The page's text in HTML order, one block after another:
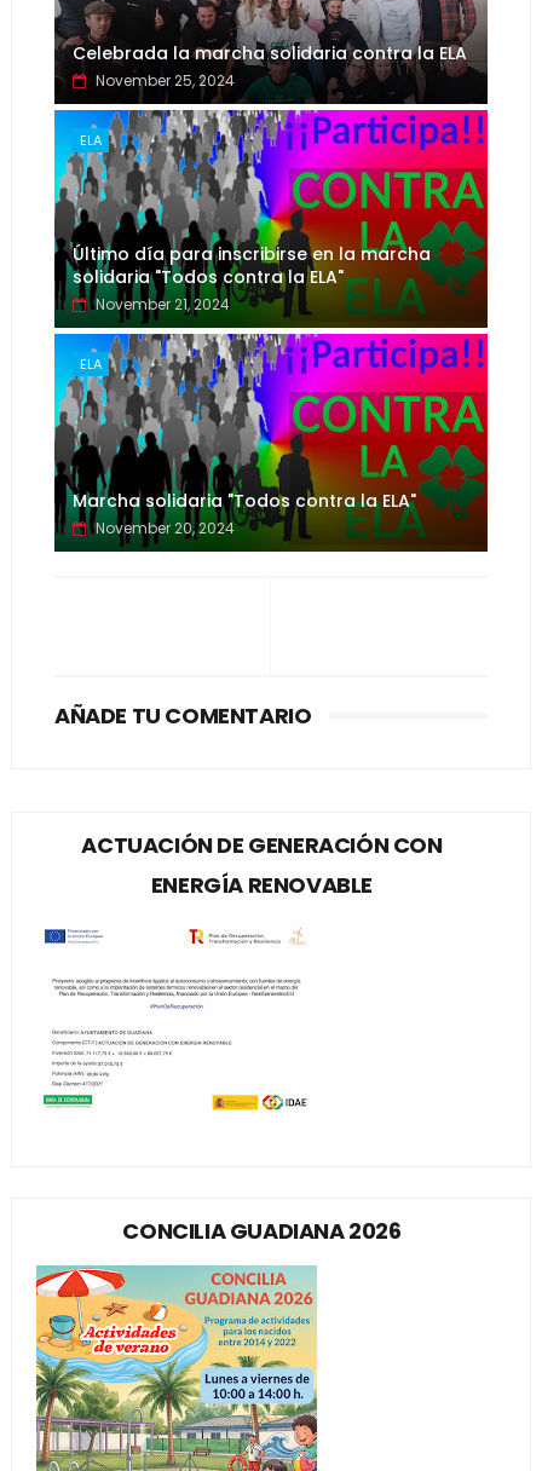
Celebrada la marcha solidaria contra la ELA
November 25, 2024
ELA
Último día para inscribirse en la marcha
solidaria "Todos contra la ELA"
November 21, 2024
ELA
Marcha solidaria "Todos contra la ELA"
November 20, 2024
AÑADE TU COMENTARIO
ACTUACIÓN DE GENERACIÓN CON
ENERGÍA RENOVABLE
CONCILIA GUADIANA 2026